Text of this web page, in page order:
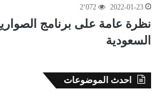
2022-01-23 2٬072
نظرة عامة على برنامج
السعودية
احدث الموضوعات